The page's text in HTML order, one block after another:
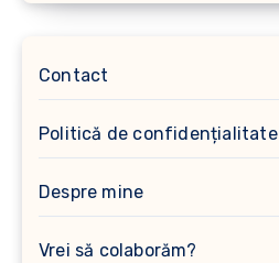
Contact
Politică de confidențialitate
Despre mine
Vrei să colaborăm?